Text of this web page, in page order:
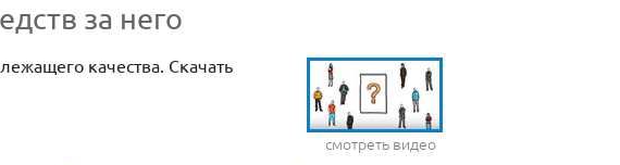
за него
смотреть видео
качества. Скачать